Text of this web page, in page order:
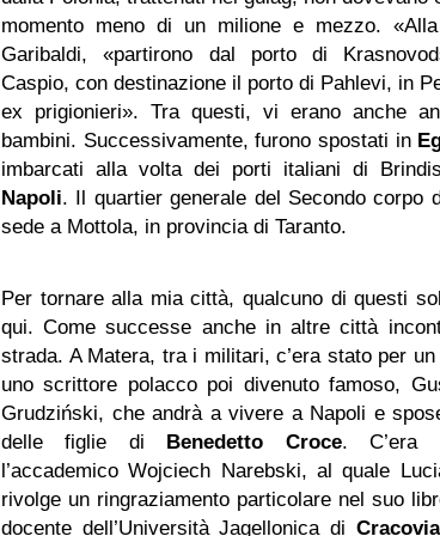
momento meno di un milione e mezzo.
Garibaldi, «partirono dal porto di
Caspio, con destinazione il porto di Pahlevi, in
ex prigionieri». Tra questi, vi erano anche
bambini. Successivamente, furono spostati in
imbarcati alla volta dei porti italiani di
Napoli. Il quartier generale del Secondo corpo
sede a Mottola, in provincia di Taranto.
Per tornare alla mia città, qualcuno di questi
qui. Come successe anche in altre città
strada. A Matera, tra i militari, c’era stato per
uno scrittore polacco poi divenuto famoso,
Grudziński, che andrà a vivere a Napoli e
delle figlie di Benedetto Croce. C’era
l’accademico Wojciech Narebski, al quale
rivolge un ringraziamento particolare nel suo
docente dell’Università Jagellonica di Cracovia